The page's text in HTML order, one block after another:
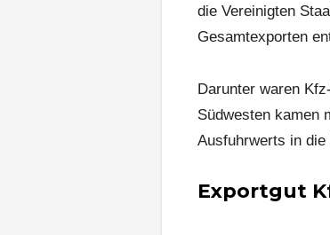
die Vereinigten
Gesamtexporten
Darunter waren
Südwesten kamen
Ausfuhrwerts in die
Exportgut